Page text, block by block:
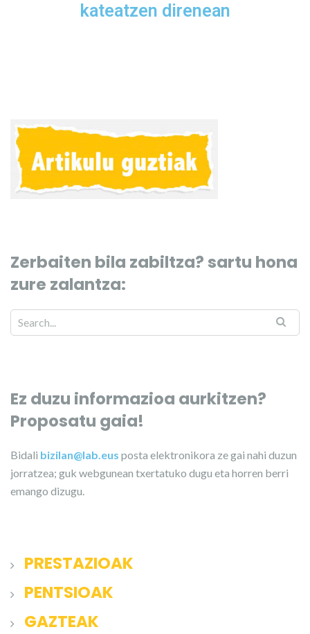
kateatzen direnean
Zerbaiten bila zabiltza? sartu hona
zure zalantza:
Ez duzu informazioa aurkitzen?
Proposatu gaia!
Bidali bizilan@lab.eus posta elektronikora ze gai nahi duzun
jorratzea; guk webgunean txertatuko dugu eta horren berri
emango dizugu.
PRESTAZIOAK
PENTSIOAK
GAZTEAK